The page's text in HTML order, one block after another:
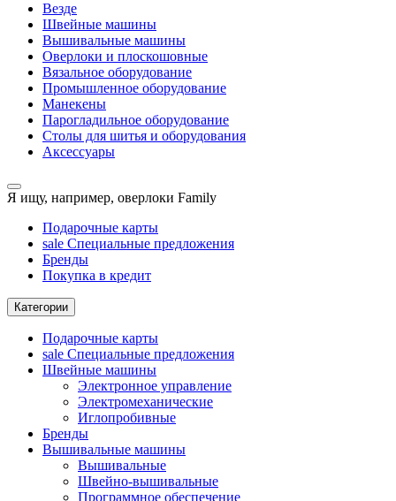
Везде
Швейные машины
Вышивальные машины
Оверлоки и плоскошовные
Вязальное оборудование
Промышленное оборудование
Манекены
Парогладильное оборудование
Столы для шитья и оборудования
Аксессуары
Я ищу, например, оверлоки Family
Подарочные карты
sale Специальные предложения
Бренды
Покупка в кредит
Категории
Подарочные карты
sale Специальные предложения
Швейные машины
Электронное управление
Электромеханические
Иглопробивные
Бренды
Вышивальные машины
Вышивальные
Швейно-вышивальные
Программное обеспечение